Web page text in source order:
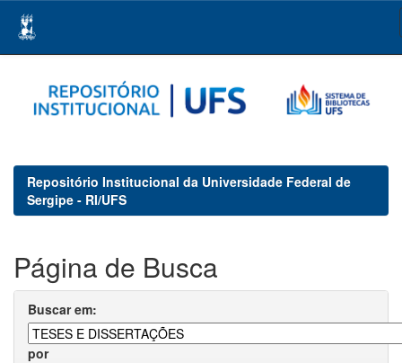
navigation
Repositório Institucional da Universidade Federal de
Sergipe - RI/UFS
Página de Busca
Buscar em:
por